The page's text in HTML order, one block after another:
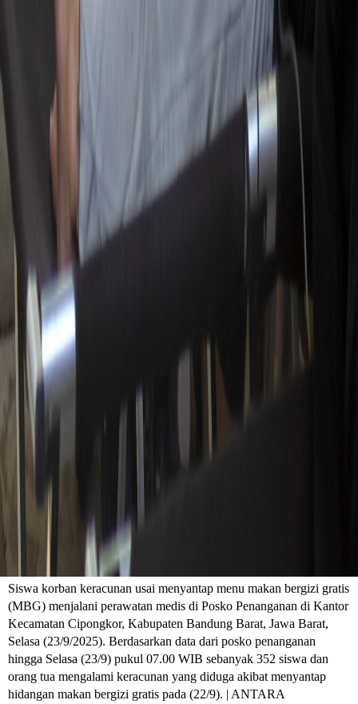
Siswa korban keracunan usai menyantap menu makan bergizi gratis
(MBG) menjalani perawatan medis di Posko Penanganan di Kantor
Kecamatan Cipongkor, Kabupaten Bandung Barat, Jawa Barat,
Selasa (23/9/2025). Berdasarkan data dari posko penanganan
hingga Selasa (23/9) pukul 07.00 WIB sebanyak 352 siswa dan
orang tua mengalami keracunan yang diduga akibat menyantap
hidangan makan bergizi gratis pada (22/9). | ANTARA